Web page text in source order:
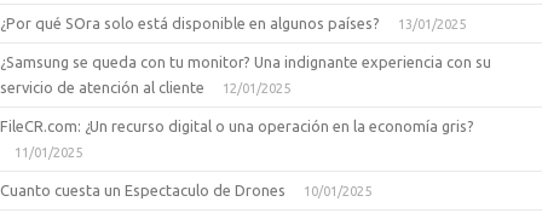
¿Por qué SOra solo está disponible en algunos países? 13/01/2025
¿Samsung se queda con tu monitor? Una indignante experiencia con su
servicio de atención al cliente
12/01/2025
FileCR.com: ¿Un recurso digital o una operación en la economía gris?
11/01/2025
Cuanto cuesta un Espectaculo de Drones 10/01/2025